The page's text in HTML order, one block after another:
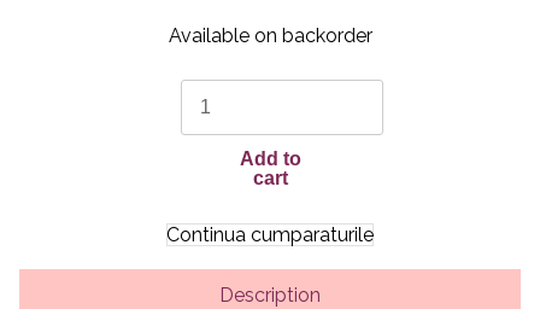
Available on backorder
quantity
Add to
cart
Continua cumparaturile
Description